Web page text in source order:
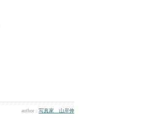
author : 写真家 山岸伸